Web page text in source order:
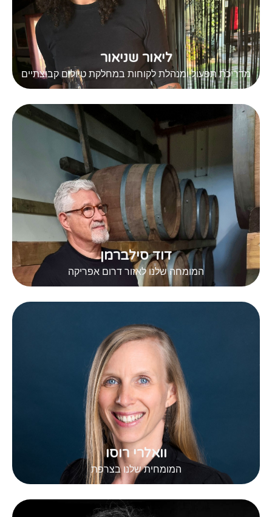
מדריכת תפעול ומנהלת לקוחות במחלקת טיולים קבוצתיים
ליאור שניאור
המומחה שלנו לאזור דרום אפריקה
דוד סילברמן
המומחית שלנו בצרפת
וואלרי רוסו